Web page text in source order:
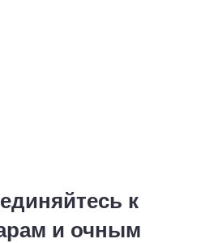
к
и очным